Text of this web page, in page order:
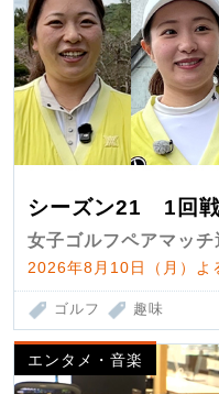
シーズン21 1回
女子ゴルフペアマッチ
2026年8月10日（月）
ゴルフ 趣味
エンタメ・音楽